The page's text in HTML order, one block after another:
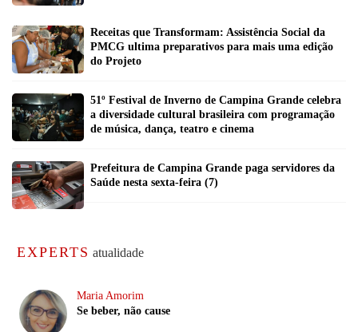
Receitas que Transformam: Assistência Social da
PMCG ultima preparativos para mais uma edição
do Projeto
51º Festival de Inverno de Campina Grande celebra
a diversidade cultural brasileira com programação
de música, dança, teatro e cinema
Prefeitura de Campina Grande paga servidores da
Saúde nesta sexta-feira (7)
EXPERTS atualidade
Maria Amorim
Se beber, não cause